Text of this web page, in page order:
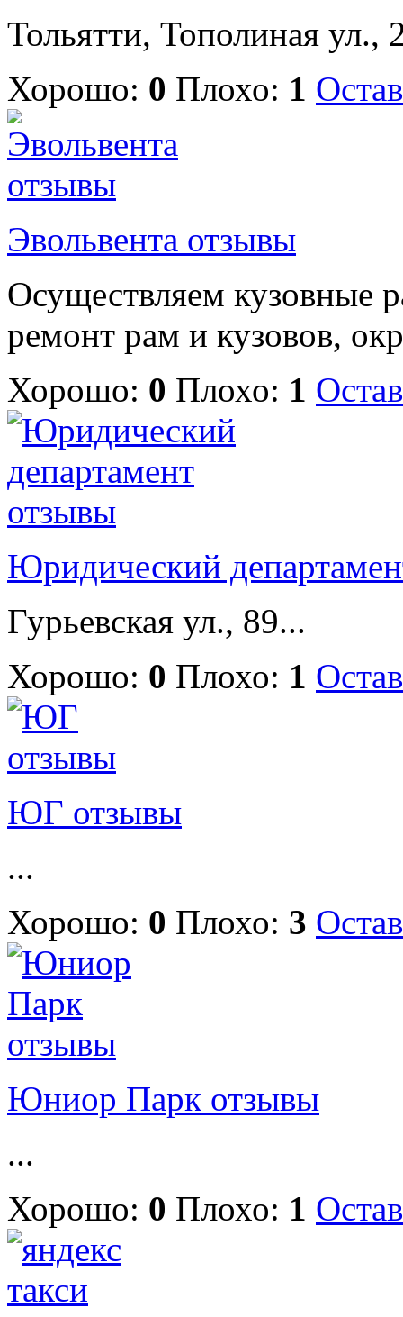
Тольятти, Тополиная ул.,
Хорошо: 0 Плохо: 1
Эвольвента отзывы
Осуществляем кузовные
ремонт рам и кузовов,
Хорошо: 0 Плохо: 1
Юридический
Гурьевская ул., 89...
Хорошо: 0 Плохо: 1
ЮГ отзывы
...
Хорошо: 0 Плохо: 3
Юниор Парк отзывы
...
Хорошо: 0 Плохо: 1